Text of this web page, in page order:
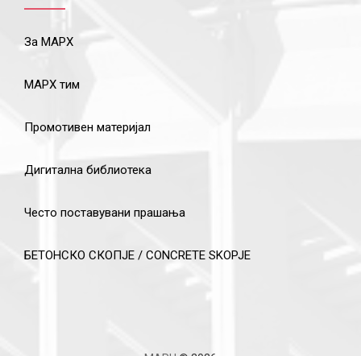
За МАРХ
МАРХ тим
Промотивен материјал
Дигитална библиотека
Често поставувани прашања
БЕТОНСКО СКОПЈЕ / CONCRETE SKOPJE